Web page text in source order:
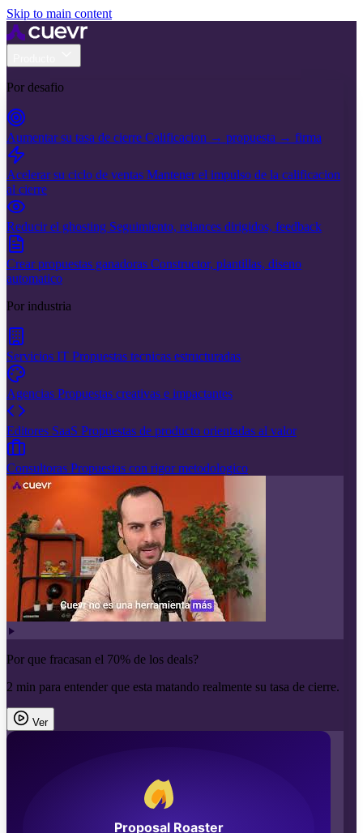
Skip to main content
Por desafio
Aumentar su tasa de cierre Calificacion → propuesta → firma
Acelerar su ciclo de ventas Mantener el impulso de la calificacion
al cierre
Reducir el ghosting Seguimiento, relances dirigidos, feedback
Crear propuestas ganadoras Constructor, plantillas, diseno
automatico
Por industria
Servicios IT Propuestas tecnicas estructuradas
Agencias Propuestas creativas e impactantes
Editores SaaS Propuestas de producto orientadas al valor
Consultoras Propuestas con rigor metodologico
Por que fracasan el 70% de los deals?
2 min para entender que esta matando realmente su tasa de cierre.
Ver